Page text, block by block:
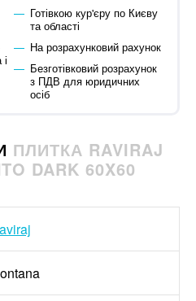
Готівкою кур'єру по Києву
та області
На розрахунковий рахунок
Безготівковий розрахунок
з ПДВ для юридичних
осіб
ПЛИТКА RAVIRAJ
DARK 60X60